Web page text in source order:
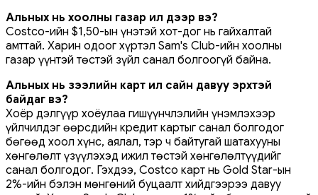
Альных нь хоолны газар илүү дээр вэ?
Costco-ийн $1,50-ын үнэтэй хот-дог нь гайхалтай
амттай. Харин одоог хүртэл Sam's Club-ийн хоолны
газар үүнтэй төстэй зүйл санал болгоогүй байна.
Альных нь зээлийн карт илүү сайн давуу эрхтэй
байдаг вэ?
Хоёр дэлгүүр хоёулаа гишүүнчлэлийн үнэмлэхээр
үйлчилдэг өөрсдийн кредит картыг санал болгодог
бөгөөд хоол хүнс, аялал, тэр ч байтугай шатахууны
хөнгөлөлт үзүүлэхэд ижил төстэй хөнгөлөлтүүдийг
санал болгодог. Гэхдээ, Costco карт нь Gold Star-ын
2%-ийн бэлэн мөнгөний буцаалт хийдгээрээ давуу